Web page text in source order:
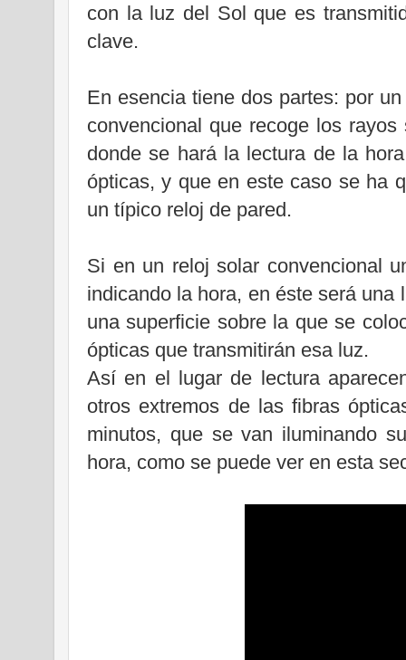
con la luz del Sol que es
clave.
En esencia tiene dos partes: por
convencional que recoge los
donde se hará la lectura de la
ópticas, y que en este caso se ha
un típico reloj de pared.
Si en un reloj solar convencional
indicando la hora, en éste será
una superficie sobre la que se
ópticas que transmitirán esa luz.
Así en el lugar de lectura
otros extremos de las fibras
minutos, que se van iluminando
hora, como se puede ver en esta